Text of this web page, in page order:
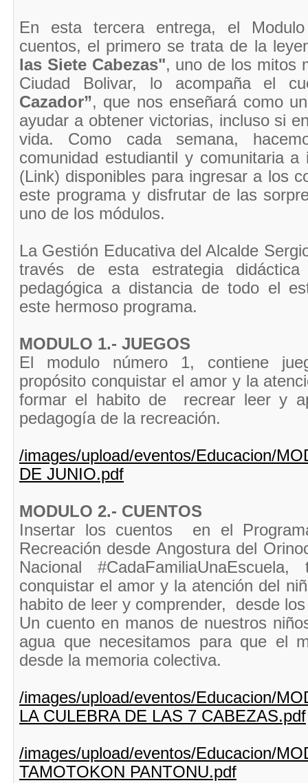
En esta tercera entrega, el
cuentos, el primero se trata de la
las Siete Cabezas", uno de los mitos
Ciudad Bolivar, lo acompaña el
Cazador”, que nos enseñará como
ayudar a obtener victorias, incluso si
vida. Como cada semana,
comunidad estudiantil y comunitaria
(Link) disponibles para ingresar a los
este programa y disfrutar de las
uno de los módulos.
La Gestión Educativa del Alcalde
través de esta estrategia
pedagógica a distancia de todo el
este hermoso programa.
MODULO 1.- JUEGOS
El modulo número 1, contiene
propósito conquistar el amor y la
formar el habito de recrear leer y
pedagogía de la recreación.
/images/upload/eventos/Educacion/
DE JUNIO.pdf
MODULO 2.- CUENTOS
Insertar los cuentos en el
Recreación desde Angostura del
Nacional #CadaFamiliaUnaEscuela,
conquistar el amor y la atención del
habito de leer y comprender, desde
Un cuento en manos de nuestros
agua que necesitamos para que el
desde la memoria colectiva.
/images/upload/eventos/Educacion/
LA CULEBRA DE LAS 7 CABEZAS.pdf
/images/upload/eventos/Educacion/
TAMOTOKON PANTONU.pdf